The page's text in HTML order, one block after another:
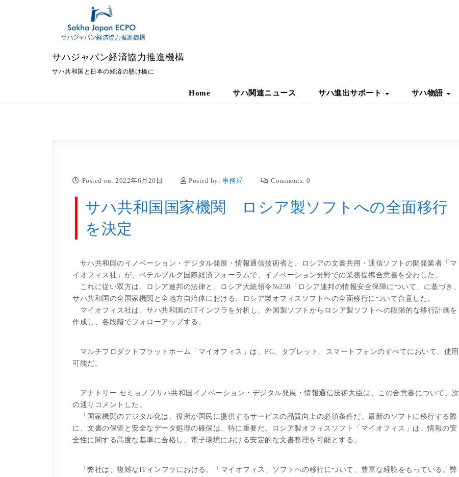
サハジャパン経済協力推進機構
サハ共和国と日本の経済の懸け橋に
Home サハ関連ニュース サハ進出サポート サハ物語
Posted on: 2022年6月20日 Posted by: 事務局 Comments: 0
サハ共和国国家機関 ロシア製ソフトへの全面移行
を決定
サハ共和国のイノベーション・デジタル発展・情報通信技術省と、ロシアの文書共用・通信ソフトの開発業者「マ
イオフィス社」が、ペテルブルグ国際経済フォーラムで、イノベーション分野での業務提携合意書を交わした。
これに従い双方は、ロシア連邦の法律と、ロシア大統領令№250「ロシア連邦の情報安全保障について」に基づき、
サハ共和国の全国家機関と全地方自治体における、ロシア製オフィスソフトへの全面移行について合意した。
マイオフィス社は、サハ共和国のITインフラを分析し、外国製ソフトからロシア製ソフトへの段階的な移行計画を
作成し、各段階でフォローアップする。
マルチプロダクトプラットホーム「マイオフィス」は、PC、タブレット、スマートフォンのすべてにおいて、使用
可能だ。
アナトリー セミョノフサハ共和国イノベーション・デジタル発展・情報通信技術大臣は、この合意書について、次
の通りコメントした。
「国家機関のデジタル化は、役所が国民に提供するサービスの品質向上の必須条件だ。最新のソフトに移行する際
に、文書の保管と安全なデータ処理の確保は、特に重要だ。ロシア製オフィスソフト「マイオフィス」は、情報の安
全性に関する高度な基準に合格し、電子環境における安定的な文書整理を可能とする」
「弊社は、複雑なITインフラにおける、「マイオフィス」ソフトへの移行について、豊富な経験をもっている。弊